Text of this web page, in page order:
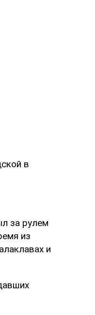
в
за рулем
из
и